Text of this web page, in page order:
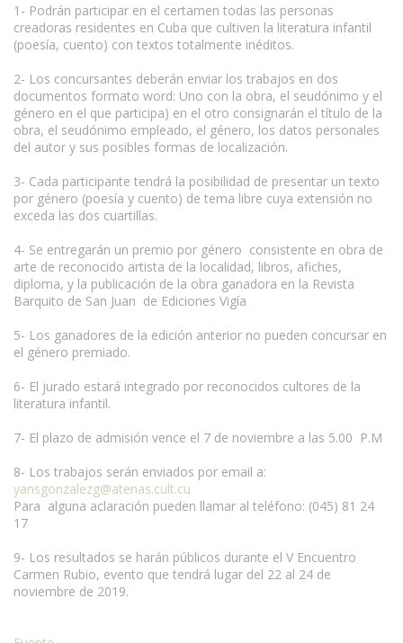
1- Podrán participar en el certamen todas las personas
creadoras residentes en Cuba que cultiven la literatura infantil
(poesía, cuento) con textos totalmente inéditos.
2- Los concursantes deberán enviar los trabajos en dos
documentos formato word: Uno con la obra, el seudónimo y el
género en el que participa) en el otro consignarán el título de la
obra, el seudónimo empleado, el género, los datos personales
del autor y sus posibles formas de localización.
3- Cada participante tendrá la posibilidad de presentar un texto
por género (poesía y cuento) de tema libre cuya extensión no
exceda las dos cuartillas.
4- Se entregarán un premio por género consistente en obra de
arte de reconocido artista de la localidad, libros, afiches,
diploma, y la publicación de la obra ganadora en la Revista
Barquito de San Juan de Ediciones Vigía
5- Los ganadores de la edición anterior no pueden concursar en
el género premiado.
6- El jurado estará integrado por reconocidos cultores de la
literatura infantil.
7- El plazo de admisión vence el 7 de noviembre a las 5.00 P.M
8- Los trabajos serán enviados por email a:
yansgonzalezg@atenas.cult.cu
Para alguna aclaración pueden llamar al teléfono: (045) 81 24
17
9- Los resultados se harán públicos durante el V Encuentro
Carmen Rubio, evento que tendrá lugar del 22 al 24 de
noviembre de 2019.